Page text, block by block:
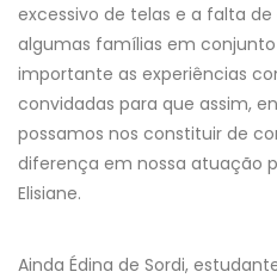
excessivo de telas e a falta
algumas famílias em
importante as experiências
convidadas para que assim,
possamos nos constituir de
diferença em nossa atuação
Elisiane.
Ainda Édina de Sordi,